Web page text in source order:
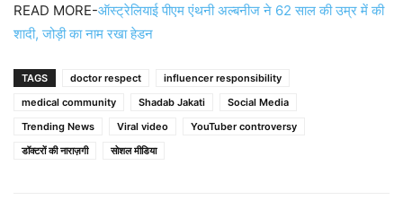
READ MORE-ऑस्ट्रेलियाई पीएम एंथनी अल्बनीज ने 62 साल की उम्र में की
शादी, जोड़ी का नाम रखा हेडन
TAGS doctor respect
influencer responsibility
medical community
Shadab Jakati
Social Media
Trending News
Viral video
YouTuber controversy
डॉक्टरों की नाराज़गी
सोशल मीडिया